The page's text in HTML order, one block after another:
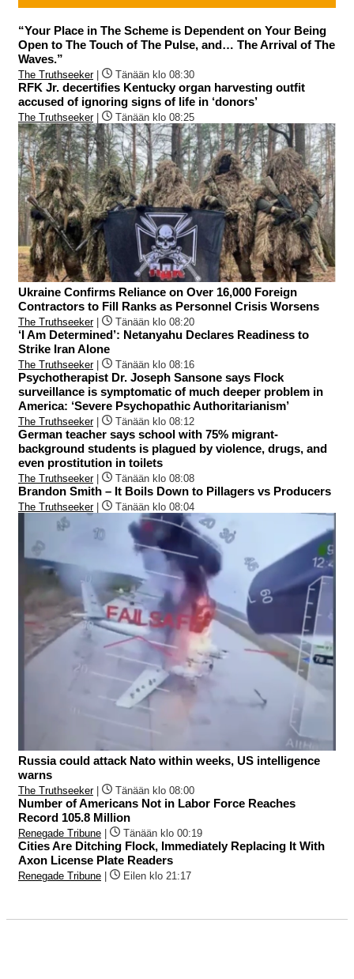
“Your Place in The Scheme is Dependent on Your Being
Open to The Touch of The Pulse, and… The Arrival of The
Waves.”
The Truthseeker| Tänään klo 08:30
RFK Jr. decertifies Kentucky organ harvesting outfit
accused of ignoring signs of life in ‘donors’
The Truthseeker| Tänään klo 08:25
Ukraine Confirms Reliance on Over 16,000 Foreign
Contractors to Fill Ranks as Personnel Crisis Worsens
The Truthseeker| Tänään klo 08:20
‘I Am Determined’: Netanyahu Declares Readiness to
Strike Iran Alone
The Truthseeker| Tänään klo 08:16
Psychotherapist Dr. Joseph Sansone says Flock
surveillance is symptomatic of much deeper problem in
America: ‘Severe Psychopathic Authoritarianism’
The Truthseeker| Tänään klo 08:12
German teacher says school with 75% migrant-
background students is plagued by violence, drugs, and
even prostitution in toilets
The Truthseeker| Tänään klo 08:08
Brandon Smith – It Boils Down to Pillagers vs Producers
The Truthseeker| Tänään klo 08:04
Russia could attack Nato within weeks, US intelligence
warns
The Truthseeker| Tänään klo 08:00
Number of Americans Not in Labor Force Reaches
Record 105.8 Million
Renegade Tribune Tänään klo 00:19
Cities Are Ditching Flock, Immediately Replacing It With
Axon License Plate Readers
Renegade Tribune Eilen klo 21:17